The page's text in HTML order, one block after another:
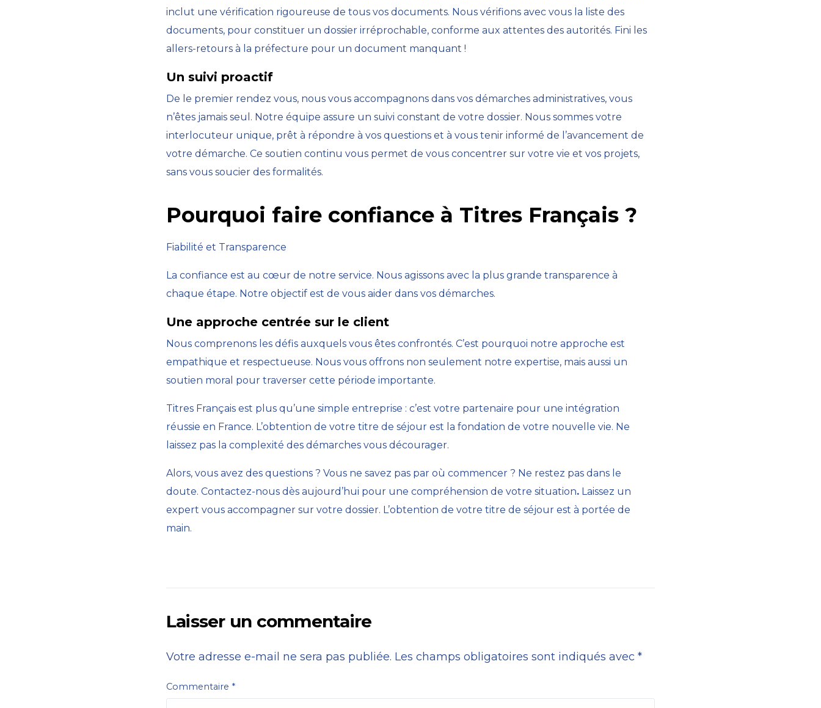
inclut une vérification rigoureuse de tous vos documents. Nous vérifions avec vous la liste des
documents, pour constituer un dossier irréprochable, conforme aux attentes des autorités. Fini les
allers-retours à la préfecture pour un document manquant !
Un suivi proactif
De le premier rendez vous, nous vous accompagnons dans vos démarches administratives, vous
n’êtes jamais seul. Notre équipe assure un suivi constant de votre dossier. Nous sommes votre
interlocuteur unique, prêt à répondre à vos questions et à vous tenir informé de l’avancement de
votre démarche. Ce soutien continu vous permet de vous concentrer sur votre vie et vos projets,
sans vous soucier des formalités.
Pourquoi faire confiance à Titres Français ?
Fiabilité et Transparence
La confiance est au cœur de notre service. Nous agissons avec la plus grande transparence à
chaque étape. Notre objectif est de vous aider dans vos démarches.
Une approche centrée sur le client
Nous comprenons les défis auxquels vous êtes confrontés. C’est pourquoi notre approche est
empathique et respectueuse. Nous vous offrons non seulement notre expertise, mais aussi un
soutien moral pour traverser cette période importante.
Titres Français est plus qu’une simple entreprise : c’est votre partenaire pour une intégration
réussie en France. L’obtention de votre titre de séjour est la fondation de votre nouvelle vie. Ne
laissez pas la complexité des démarches vous décourager.
Alors, vous avez des questions ? Vous ne savez pas par où commencer ? Ne restez pas dans le
doute. Contactez-nous dès aujourd’hui pour une compréhension de votre situation. Laissez un
expert vous accompagner sur votre dossier. L’obtention de votre titre de séjour est à portée de
main.
Laisser un commentaire
Votre adresse e-mail ne sera pas publiée. Les champs obligatoires sont indiqués avec *
Commentaire *